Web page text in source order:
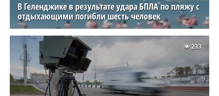
В Геленджике в результате удара БПЛА по пляжу с
отдыхающими погибли шесть человек
233